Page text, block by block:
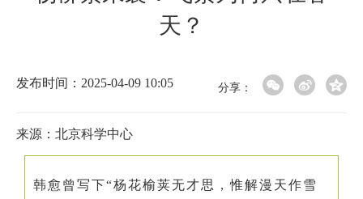
天？
发布时间：2025-04-09 10:05 分享：
来源：北京科学中心
韩愈曾写下“杨花榆荚无才思，惟解漫天作雪